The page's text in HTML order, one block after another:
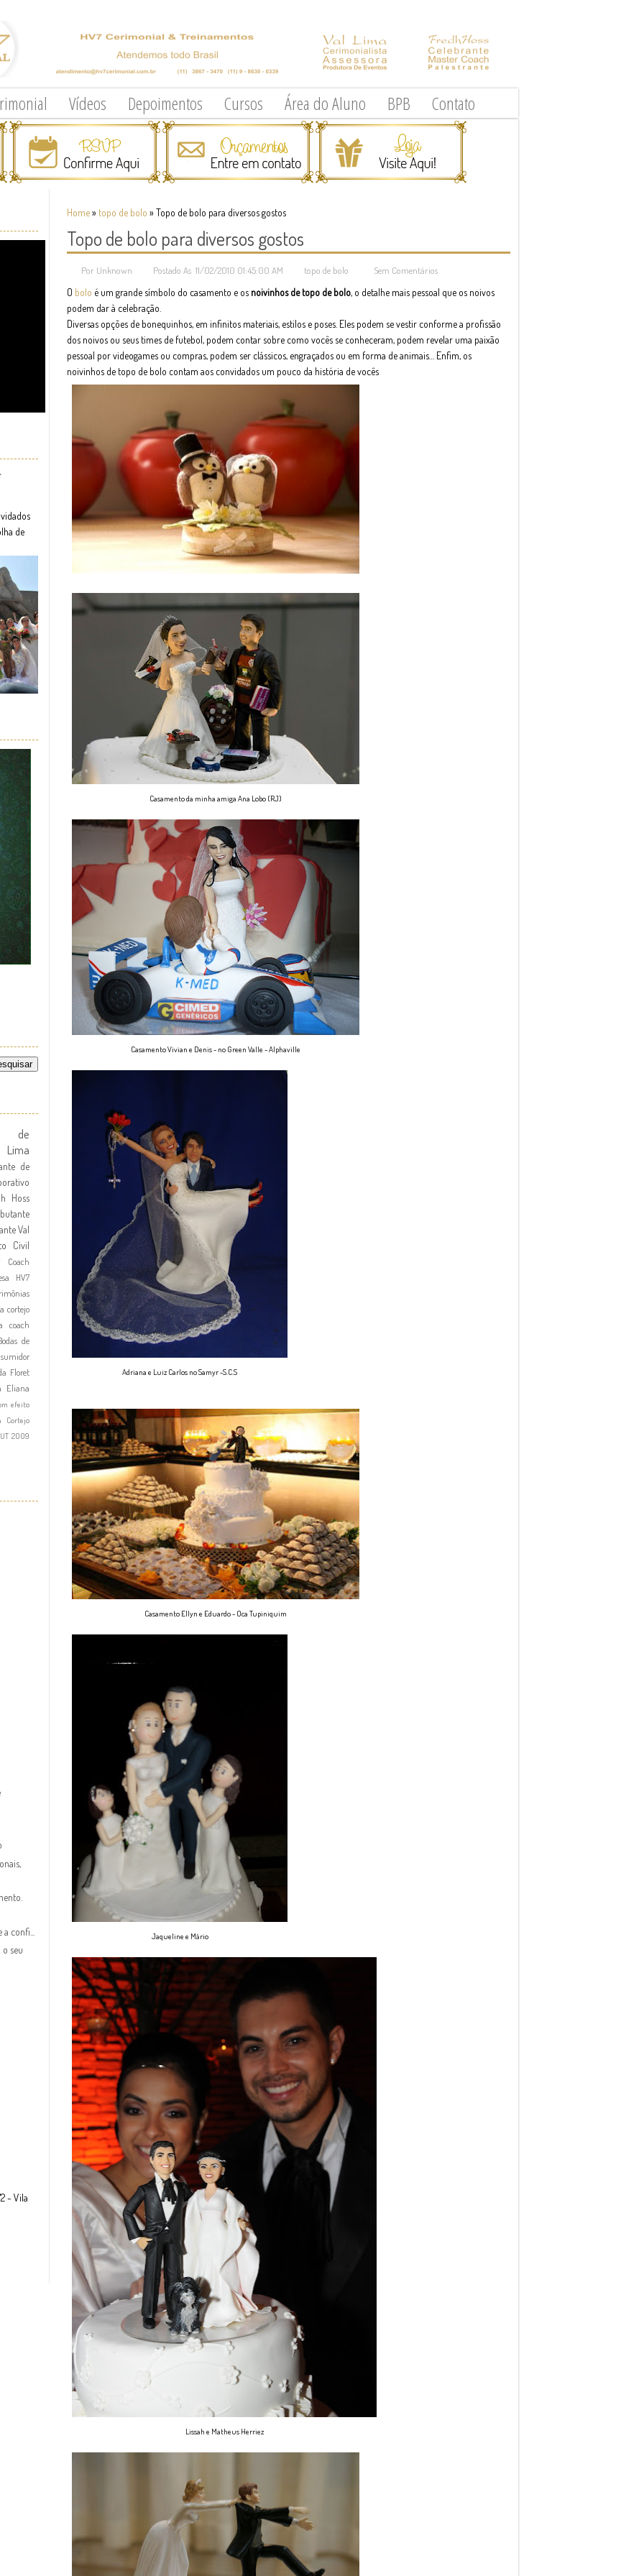
Vídeos Depoimentos Cursos Área do Aluno BPB Contato
Home» topo de bolo » Topo de bolo para diversos gostos
Topo de bolo para diversos gostos
Por Unknown Postado As 11/02/2010 01:45:00 AM topo de bolo Sem Comentários
O bolo é um grande símbolo do casamento e os noivinhos de topo de bolo, o detalhe mais pessoal que os noivos
podem dar à celebração.
Diversas opções de bonequinhos, em infinitos materiais, estilos e poses. Eles podem se vestir conforme a profissão
dos noivos ou seus times de futebol, podem contar sobre como vocês se conheceram, podem revelar uma paixão
pessoal por videogames ou compras, podem ser clássicos, engraçados ou em forma de animais… Enfim, os
noivinhos de topo de bolo contam aos convidados um pouco da história de vocês
Casamento da minha amiga Ana Lobo (RJ)
Casamento Vivian e Denis - no Green Valle - Alphaville
Adriana e Luiz Carlos no Samyr -S.C.S
Casamento Ellyn e Eduardo - Oca Tupiniquim
Jaqueline e Mário
Lissah e Matheus Herriez
de
de
Lima
de
Hoss
Val
Civil
Coach
HV7
cortejo
coach
de
Floret
Eliana
efeito
Cortejo
2009
confi...
seu
- Vila